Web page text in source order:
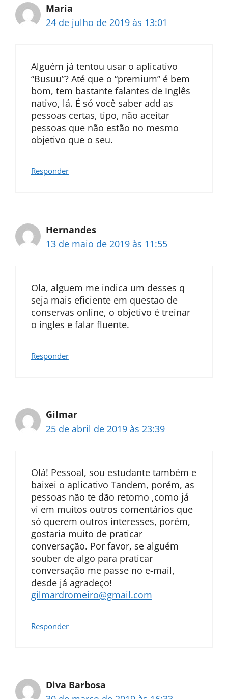
Maria
24 de julho de 2019 às 13:01
Alguém já tentou usar o aplicativo
“Busuu”? Até que o “premium” é bem
bom, tem bastante falantes de Inglês
nativo, lá. É só você saber add as
pessoas certas, tipo, não aceitar
pessoas que não estão no mesmo
objetivo que o seu.
Responder
Hernandes
13 de maio de 2019 às 11:55
Ola, alguem me indica um desses q
seja mais eficiente em questao de
conservas online, o objetivo é treinar
o ingles e falar fluente.
Responder
Gilmar
25 de abril de 2019 às 23:39
Olá! Pessoal, sou estudante também e
baixei o aplicativo Tandem, porém, as
pessoas não te dão retorno ,como já
vi em muitos outros comentários que
só querem outros interesses, porém,
gostaria muito de praticar
conversação. Por favor, se alguém
souber de algo para praticar
conversação me passe no e-mail,
desde já agradeço!
gilmardromeiro@gmail.com
Responder
Diva Barbosa